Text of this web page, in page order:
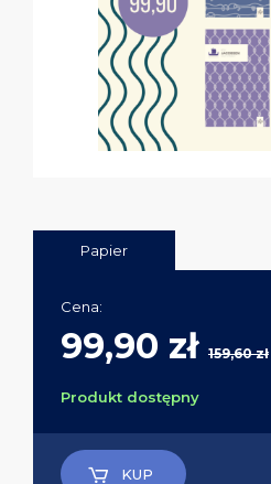
Papier
Cena:
99,90 zł 159,60 zł
Produkt dostępny
KUP